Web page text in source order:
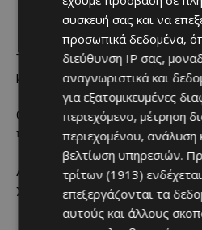
μέτρησης
Το ΑΚΕΛ διατηρεί τη μεγαλύτερη
μεγάλων κομμάτων, με 68,7%.
Οι απώλειες προς Άλμα, ΒΟΛΤ
παραμένουν σχετικά
Αυτό εξηγεί γιατί το κόμμα
χωρίς ωστόσο να αποκτά καθαρό
συσκευή σας και να
προσωπικά δεδομένα,
διεύθυνση IP σας,
αναγνωριστικά και
για εξατομικευμένες
περιεχόμενο, μέτρηση
περιεχομένου, ανάλυση
βελτίωση υπηρεσιών.
τρίτων (1913)
επεξεργάζονται τα
αυτούς και άλλους